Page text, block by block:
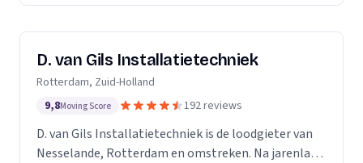
D. van Gils Installatietechniek
Rotterdam, Zuid-Holland
9,8Moving Score 192 reviews
D. van Gils Installatietechniek is de loodgieter van
Nesselande, Rotterdam en omstreken. Na jarenlang